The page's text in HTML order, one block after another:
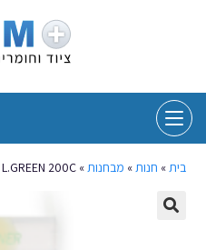
בית» חנות» מבחנות»
200C